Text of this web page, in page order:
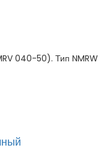
040-50). Тип NMRW